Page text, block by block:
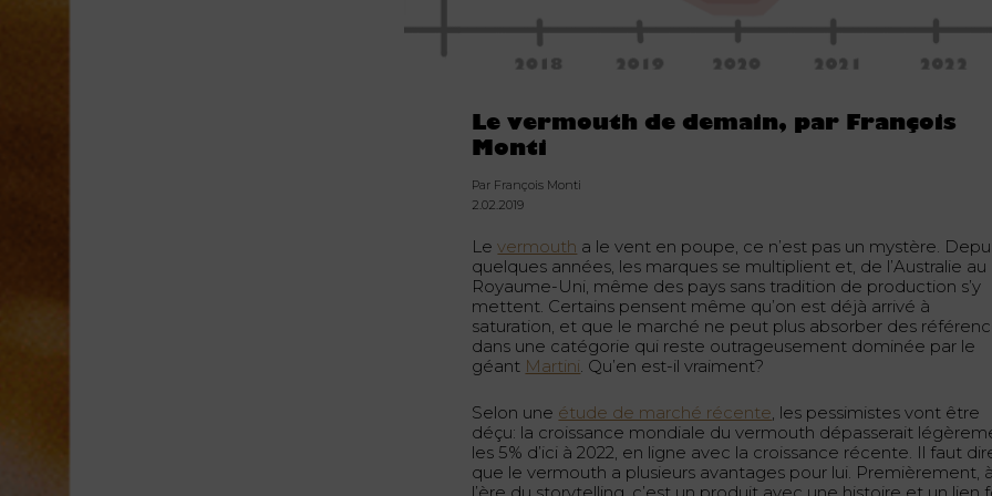
Le vermouth de demain, par François
Monti
Par François Monti
2.02.2019
Levermouth a le vent en poupe, ce n’est pas un mystère.
quelques années, les marques se multiplient et, de l’Australie au
Royaume-Uni, même des pays sans tradition de production s’y
mettent. Certains pensent même qu’on est déjà arrivé à
saturation, et que le marché ne peut plus absorber des
dans une catégorie qui reste outrageusement dominée par le
géant Martini. Qu’en est-il vraiment?
Selon une étude de marché récente, les pessimistes vont être
déçu: la croissance mondiale du vermouth dépasserait
les 5% d’ici à 2022, en ligne avec la croissance récente. Il faut
que le vermouth a plusieurs avantages pour lui. Premièrement, à